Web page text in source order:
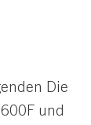
Die
und